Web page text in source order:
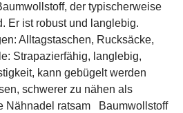
der typischerweise
Er ist robust und langlebig.
Alltagstaschen, Rucksäcke,
Strapazierfähig, langlebig,
kann gebügelt werden
schwerer zu nähen als
Nähnadel ratsam Baumwollstoff